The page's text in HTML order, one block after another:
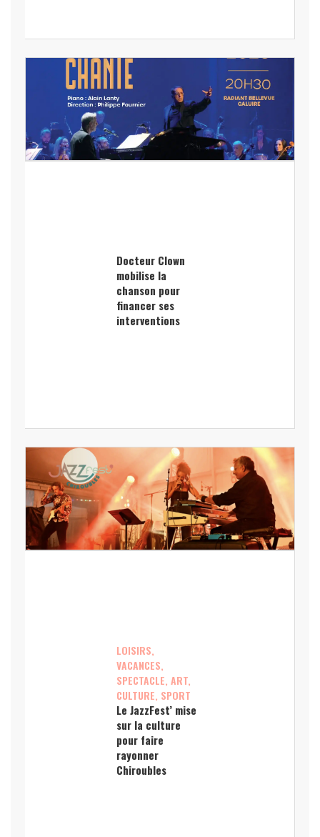
Docteur Clown
mobilise la
chanson pour
financer ses
interventions
LOISIRS,
VACANCES,
SPECTACLE, ART,
CULTURE, SPORT
Le JazzFest’ mise
sur la culture
pour faire
rayonner
Chiroubles